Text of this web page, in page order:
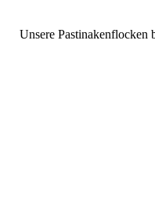
Unsere Pastinakenflocken